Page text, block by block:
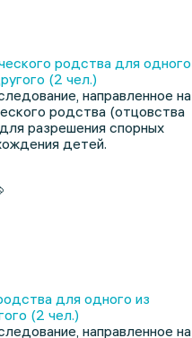
родства для одного
(2 чел.)
направленное на
родства (отцовства
разрешения спорных
детей.
для одного из
(2 чел.)
направленное на